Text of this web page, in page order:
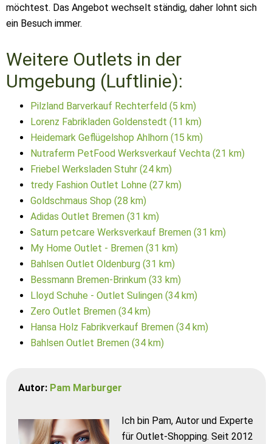
möchtest. Das Angebot wechselt ständig, daher lohnt sich
ein Besuch immer.
Weitere Outlets in der
Umgebung (Luftlinie):
Pilzland Barverkauf Rechterfeld (5 km)
Lorenz Fabrikladen Goldenstedt (11 km)
Heidemark Geflügelshop Ahlhorn (15 km)
Nutraferm PetFood Werksverkauf Vechta (21 km)
Friebel Werksladen Stuhr (24 km)
tredy Fashion Outlet Lohne (27 km)
Goldschmaus Shop (28 km)
Adidas Outlet Bremen (31 km)
Saturn petcare Werksverkauf Bremen (31 km)
My Home Outlet - Bremen (31 km)
Bahlsen Outlet Oldenburg (31 km)
Bessmann Bremen-Brinkum (33 km)
Lloyd Schuhe - Outlet Sulingen (34 km)
Zero Outlet Bremen (34 km)
Hansa Holz Fabrikverkauf Bremen (34 km)
Bahlsen Outlet Bremen (34 km)
Autor: Pam Marburger
Ich bin Pam, Autor und Experte
für Outlet-Shopping. Seit 2012